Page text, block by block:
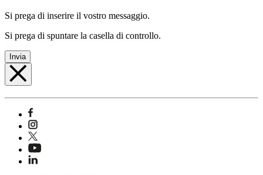
Si prega di inserire il vostro messaggio.
Si prega di spuntare la casella di controllo.
Invia